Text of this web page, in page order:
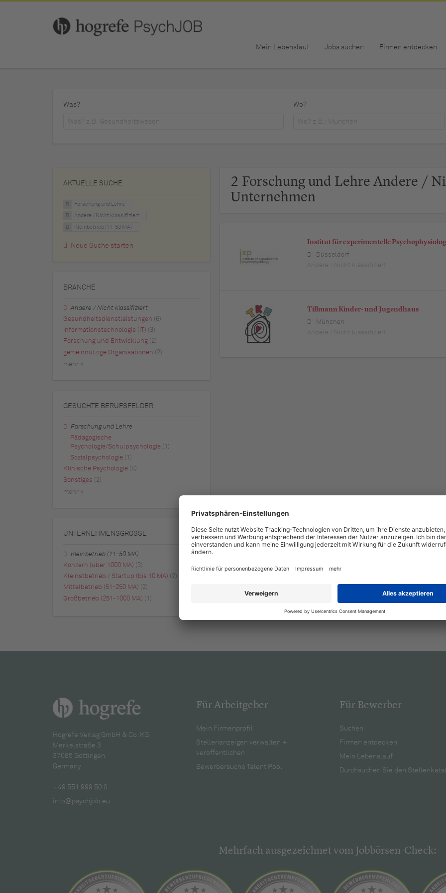
Mein Lebenslauf Jobs suchen Firmen entdecken
Was? Wo?
2 Forschung und Lehre Andere /
Unternehmen
Institut für experimentelle
Düsseldorf
Andere / Nicht klassifiziert
Tillmann Kinder- und Jugendhaus
München
Andere / Nicht klassifiziert
AKTUELLE SUCHE
Forschung und Lehre
Andere / Nicht klassifiziert
Kleinbetrieb (11-50 MA)
Neue Suche starten
BRANCHE
Andere / Nicht klassifiziert
Gesundheitsdienstleistungen
(6)
Informationstechnologie (IT)
(3)
Forschung und Entwicklung
(2)
gemeinnützige Organisationen (2)
mehr »
GESUCHTE BERUFSFELDER
Forschung und Lehre
Pädagogische
Psychologie/Schulpsychologie (1)
Sozialpsychologie
(1)
Klinische Psychologie
(4)
Sonstiges (2)
mehr »
UNTERNEHMENSGRÖSSE
Kleinbetrieb (11-50 MA)
Konzern (über 1000 MA) (3)
Kleinstbetrieb / Startup (bis 10 MA)
(2)
Mittelbetrieb (51-250 MA)
(2)
Großbetrieb (251-1000 MA) (1)
Hogrefe Verlag GmbH & Co. KG
Merkelstraße 3
37085 Göttingen
Germany
+49 551 999 50 0
info@psychjob.eu
Für Arbeitgeber
Mein Firmenprofil
Stellenanzeigen verwalten +
veröffentlichen
Bewerbersuche Talent Pool
Für Bewerber
Suchen
Firmen entdecken
Mein Lebenslauf
Durchsuchen Sie den
Mehrfach ausgezeichnet vom Jobbörsen-Check: